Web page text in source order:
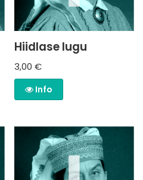
Hiidlase lugu
3,00€
Info